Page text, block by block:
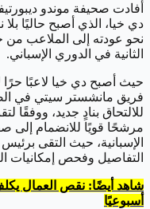
أفادت صحيفة موندو
دي خيا، الذي أصبح حاليًا بلا
نحو عودته إلى الملاعب
الثانية في الدوري الإسباني.
حيث أصبح دي خيا لاعبًا حرًا
فريق مانشستر سيتي في
للالتحاق بنادٍ جديد، ووفقًا
مرشحًا قويًا للانضمام إلى
الإسبانية، حيث التقى
التفاصيل وفحص إمكانيات
أسبوعيًا